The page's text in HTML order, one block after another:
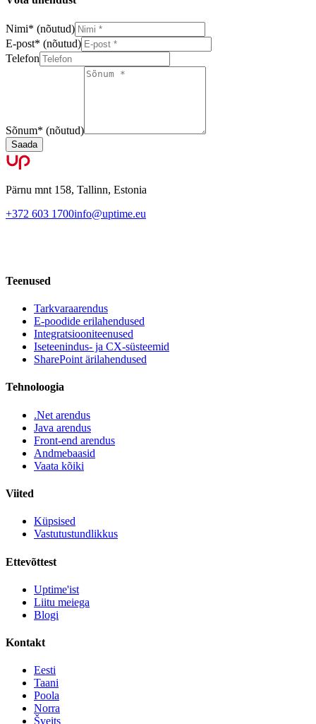
Nimi* (nõutud)
E-post* (nõutud)
Telefon
Sõnum* (nõutud)
Saada
Pärnu mnt 158, Tallinn, Estonia
+372 603 1700info@uptime.eu
Teenused
Tarkvaraarendus
E-poodide erilahendused
Integratsiooniteenused
Iseteenindus- ja CX-süsteemid
SharePoint ärilahendused
Tehnoloogia
.Net arendus
Java arendus
Front-end arendus
Andmebaasid
Vaata kõiki
Viited
Küpsised
Vastutustundlikkus
Ettevõttest
Uptime'ist
Liitu meiega
Blogi
Kontakt
Eesti
Taani
Poola
Norra
Šveits